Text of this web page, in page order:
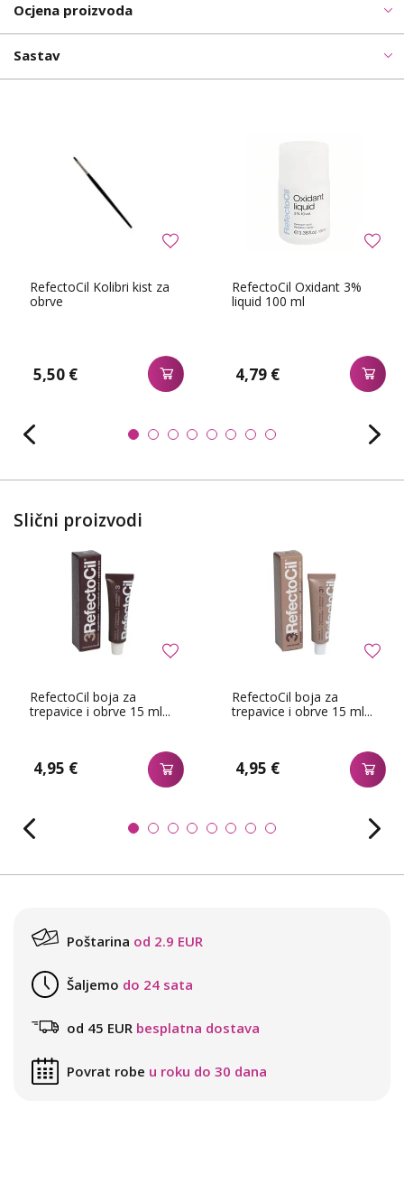
Ocjena proizvoda
Sastav
RefectoCil Kolibri kist za
obrve
5,50 €
RefectoCil Oxidant 3%
liquid 100 ml
4,79 €
Slični proizvodi
RefectoCil boja za
trepavice i obrve 15 ml...
4,95 €
RefectoCil boja za
trepavice i obrve 15 ml...
4,95 €
Poštarina od 2.9 EUR
Šaljemo do 24 sata
od 45 EUR besplatna dostava
Povrat robe u roku do 30 dana